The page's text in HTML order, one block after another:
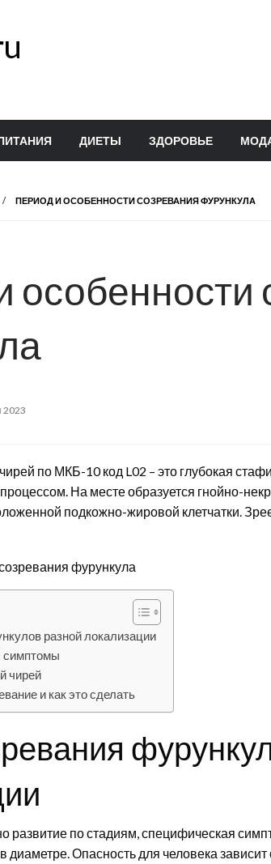
ДИЕТЫ ЗДОРОВЬЕ
ПЕРИОД И ОСОБЕННОСТИ СОЗРЕВАНИЯ ФУРУНКУЛА
особенности
2023
по МКБ-10 код L02 – это глубокая
На месте образуется гнойно-
подкожно-жировой клетчатки.
разной локализации
симптомы
чирей
и как это сделать
развитие по стадиям, специфическая
диаметре. Опасность для человека